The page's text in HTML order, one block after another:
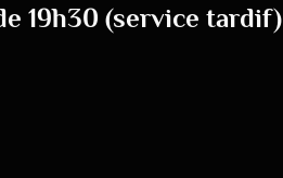
19h30 (service tardif)